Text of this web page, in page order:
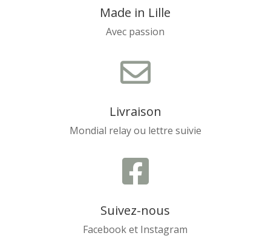
Made in Lille
Avec passion

Livraison
Mondial relay ou lettre suivie

Suivez-nous
Facebook et Instagram